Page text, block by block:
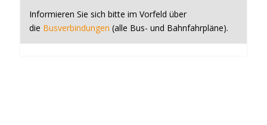
Informieren Sie sich bitte im Vorfeld über
die Busverbindungen (alle Bus- und Bahnfahrpläne).